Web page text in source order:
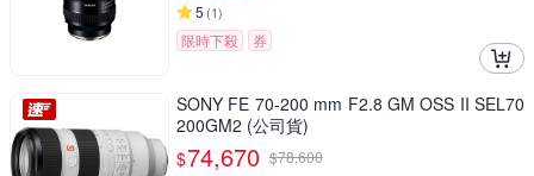
5 (1)
限時下殺 券
SONY FE 70-200 mm F2.8 GM OSS II SEL70
200GM2 (公司貨)
$74,670 $78,600